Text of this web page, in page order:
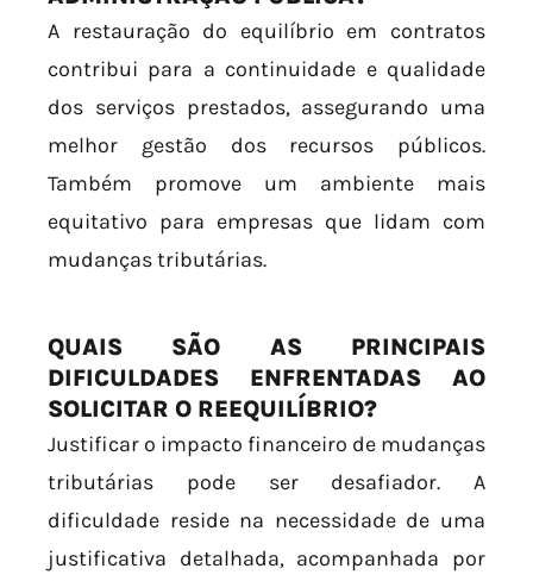
A restauração do equilíbrio em contratos
contribui para a continuidade e qualidade
dos serviços prestados, assegurando uma
melhor gestão dos recursos públicos.
Também promove um ambiente mais
equitativo para empresas que lidam com
mudanças tributárias.
QUAIS SÃO AS PRINCIPAIS
DIFICULDADES ENFRENTADAS AO
SOLICITAR O REEQUILÍBRIO?
Justificar o impacto financeiro de mudanças
tributárias pode ser desafiador. A
dificuldade reside na necessidade de uma
justificativa detalhada, acompanhada por